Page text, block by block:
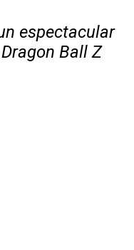
espectacular
Ball Z